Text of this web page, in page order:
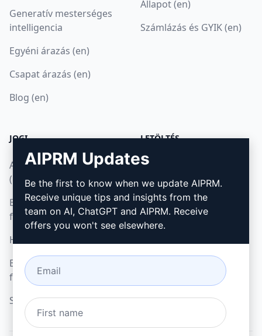
Generatív mesterséges
intelligencia
Egyéni árazás (en)
Csapat árazás (en)
Blog (en)
Állapot (en)
Számlázás és GYIK (en)
JOGI
Adatvédelmi irányelvek
(en)
Elfogadható használati
feltételek (en)
Használati feltételek (en)
Böngésző bővítmény
feltételei (en)
Számlázási feltételek (en)
LETÖLTÉS
Hogyan telepítsük
Google Chrome
Microsoft Edge
AIPRM Updates
Be the first to know when we update AIPRM.
Receive unique tips and insights from the
team on AI, ChatGPT and AIPRM. Receive
offers you won't see elsewhere.